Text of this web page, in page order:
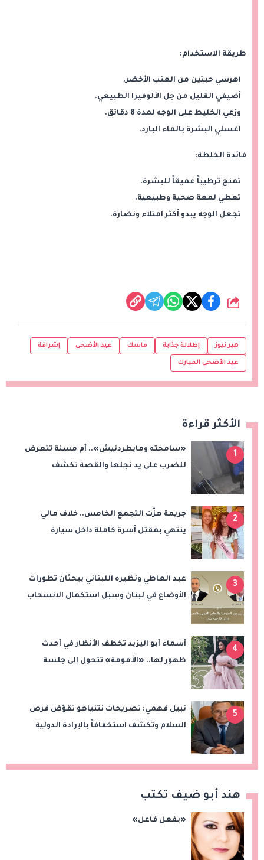
طريقة الاستخدام:
اهرسي حبتين من العنب الأخضر.
أضيفي القليل من جل الألوفيرا الطبيعي.
وزعي الخليط على الوجه لمدة 8 دقائق.
اغسلي البشرة بالماء البارد.
فائدة الخلطة:
تمنح ترطيباً عميقاً للبشرة.
تعطي لمعة صحية وطبيعية.
تجعل الوجه يبدو أكثر امتلاء ونضارة.
شارك
هير نيوز إطلالة جذابة ماسك عيد الأضحى إشراقة
عيد الأضحى المبارك
الأكثر قراءة
1
«سامحته ومايطردنيش».. أم مسنة تتعرض
للضرب على يد نجلها والقصة تكشف
2
جريمة هزّت التجمع الخامس.. خلاف مالي
ينتهي بمقتل أسرة كاملة داخل سيارة
3
عبد العاطي ونظيره اللبناني يبحثان تطورات
الأوضاع في لبنان وسبل استكمال الانسحاب
4
أسماء أبو اليزيد تخطف الأنظار في أحدث
ظهور لها.. «الأمومة» تتحول إلى جلسة
5
نبيل فهمي: تصريحات نتنياهو تقوّض فرص
السلام وتكشف استخفافاً بالإرادة الدولية
هند أبو ضيف تكتب
«بفعل فاعل»